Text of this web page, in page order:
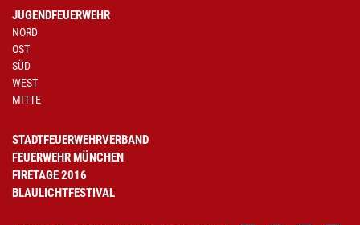
JUGENDFEUERWEHR
NORD
OST
SÜD
WEST
MITTE
STADTFEUERWEHRVERBAND
FEUERWEHR MÜNCHEN
FIRETAGE 2016
BLAULICHTFESTIVAL